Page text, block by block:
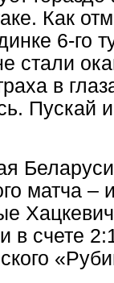
Как
6-го
стали
в
Пускай
матча –
в счете